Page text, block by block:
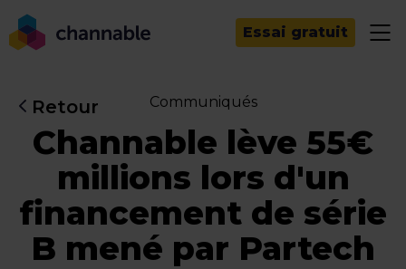
Essai gratuit
Retour Communiqués
Channable lève 55€
millions lors d'un
financement de série
B mené par Partech